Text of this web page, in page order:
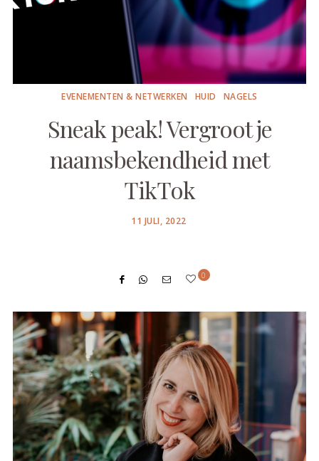
EVENEMENTEN & NETWERKEN HUID NAGELS
Sneak peak! Vergroot je
naamsbekendheid met
TikTok
POSTED
11 JULI, 2022
0